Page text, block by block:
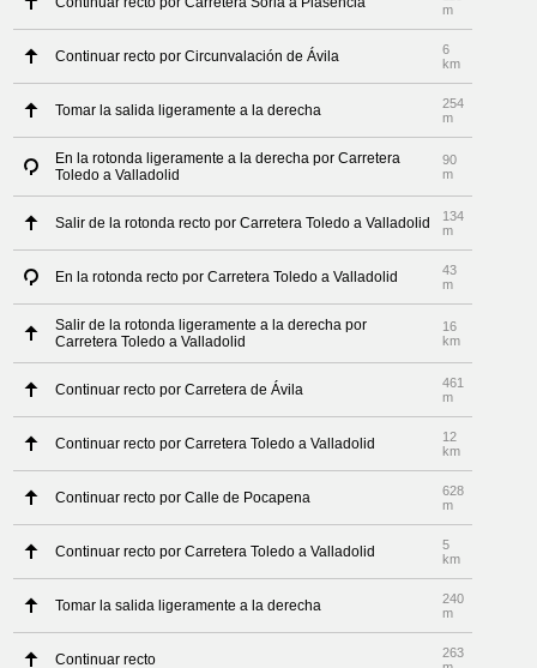
m
Continuar recto por Circunvalación de Ávila
6
km
Tomar la salida ligeramente a la derecha
254
m
En la rotonda ligeramente a la derecha por Carretera
Toledo a Valladolid
90
m
Salir de la rotonda recto por Carretera Toledo a Valladolid
134
m
En la rotonda recto por Carretera Toledo a Valladolid
43
m
Salir de la rotonda ligeramente a la derecha por
Carretera Toledo a Valladolid
16
km
Continuar recto por Carretera de Ávila
461
m
Continuar recto por Carretera Toledo a Valladolid
12
km
Continuar recto por Calle de Pocapena
628
m
Continuar recto por Carretera Toledo a Valladolid
5
km
Tomar la salida ligeramente a la derecha
240
m
Continuar recto
263